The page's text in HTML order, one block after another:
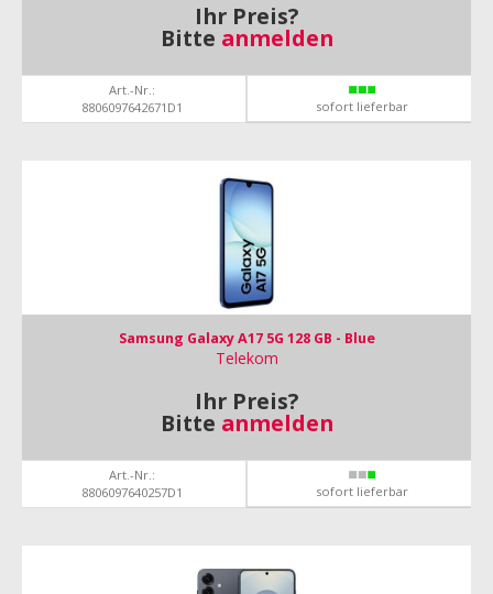
Ihr Preis?
Bitte anmelden
Art.-Nr.:
8806097642671D1
sofort lieferbar
Samsung Galaxy A17 5G 128 GB - Blue
Telekom
Ihr Preis?
Bitte anmelden
Art.-Nr.:
8806097640257D1
sofort lieferbar